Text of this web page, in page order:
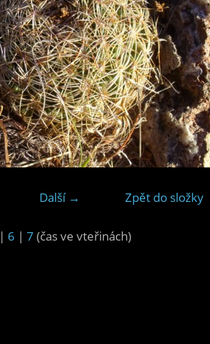
Další → Zpět do složky
| 6 | 7 (čas ve vteřinách)